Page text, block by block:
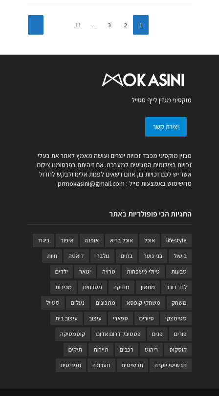
1
2
3
…
11
מוקסיני מגזין לייף סטייל
יצירת קשר
מגזין מוקסיני מכבד זכויות יוצרים ועושה מאמץ לאתר את בעלי
זכויות בצילומים המגיעים למערכת. אם זיהיתם בפרסומנו צילום
אשר יש לכם זכויות בו, אתם רשאים לפנות אלינו ולבקש לחדול
מהשימוש באמצעות מייל : prmokasini@gmail.com
התגיות הכי פופולריות באתר
lifestyle אוכל אוכל בריא אופנה איפור
ביגוד
בישול
בני נוער בתים גולברי דיאטה
חיות
טבעות
טיולי משפחות טרויה יגואר
ילדים
לנד רובר
מוזאון מוזיקה מטבחים
מכירות
משחק
משחקי קופסא מתכונים נעלים
סטייל
סטימצקי
סיורים ספארי עיצוב
עיצוב בית
פורים
פנים פסטיבל דרום אדום
קוסמטיקה
קוסקוס
ריהוט רכבים תיירות
תיקים
תכשיטי יוקרה
תכשיטים תערוכה תפריטים